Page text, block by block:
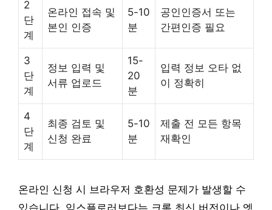
2
단
계
온라인 접속 및
본인 인증
5-10
분
공인인증서 또는
간편인증 필요
3
단
계
정보 입력 및
서류 업로드
15-
20
분
입력 정보 오타 없
이 정확히
4
단
계
최종 검토 및
신청 완료
5-10
분
제출 전 모든 항목
재확인
온라인 신청 시 브라우저 호환성 문제가 발생할 수